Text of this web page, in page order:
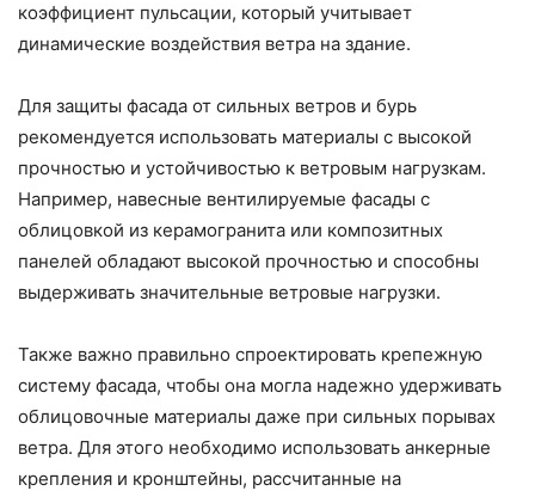
коэффициент пульсации, который учитывает
динамические воздействия ветра на здание.
Для защиты фасада от сильных ветров и бурь
рекомендуется использовать материалы с высокой
прочностью и устойчивостью к ветровым нагрузкам.
Например, навесные вентилируемые фасады с
облицовкой из керамогранита или композитных
панелей обладают высокой прочностью и способны
выдерживать значительные ветровые нагрузки.
Также важно правильно спроектировать крепежную
систему фасада, чтобы она могла надежно удерживать
облицовочные материалы даже при сильных порывах
ветра. Для этого необходимо использовать анкерные
крепления и кронштейны, рассчитанные на